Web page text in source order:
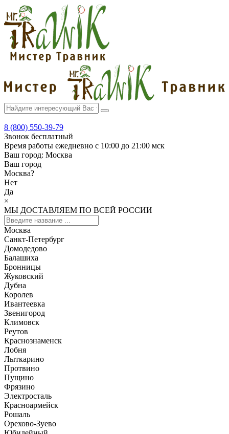
8 (800) 550-39-79
Звонок бесплатный
Время работы ежедневно с 10:00 до 21:00 мск
Ваш город: Москва
Ваш город
Москва?
Нет
Да
×
МЫ ДОСТАВЛЯЕМ ПО ВСЕЙ РОССИИ
Москва
Санкт-Петербург
Домодедово
Балашиха
Бронницы
Жуковский
Дубна
Королев
Ивантеевка
Звенигород
Климовск
Реутов
Краснознаменск
Лобня
Лыткарино
Протвино
Пущино
Фрязино
Электросталь
Красноармейск
Рошаль
Орехово-Зуево